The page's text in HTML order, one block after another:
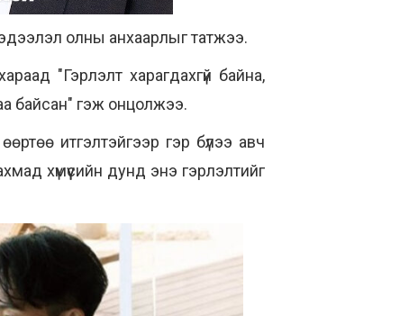
олны анхаарлыг татжээ.
"Гэрлэлт харагдахгүй байна,
байсан" гэж онцолжээ.
итгэлтэйгээр гэр бүлээ авч
хүмүүсийн дунд энэ гэрлэлтийг